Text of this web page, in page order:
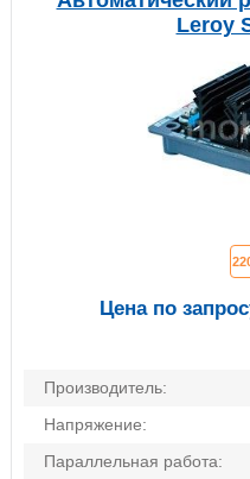
Leroy
Производитель:
Напряжение:
Параллельная работа:
Цена по